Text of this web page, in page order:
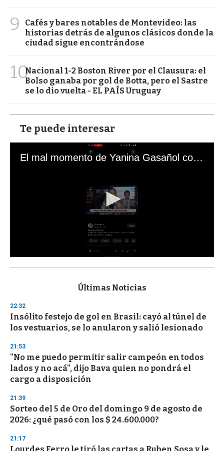
9
Cafés y bares notables de Montevideo: las
historias detrás de algunos clásicos donde la
ciudad sigue encontrándose
10Nacional 1-2 Boston River por el Clausura: el
Bolso ganaba por gol de Botta, pero el Sastre
se lo dio vuelta - EL PAÍS Uruguay
Te puede interesar
El mal momento de Yanina Gasañol con un hincha argentino en "Subrayado"
s
d
s
o
f
3
s
e
c
o
d
s
Últimas Noticias
22:32
Insólito festejo de gol en Brasil: cayó al túnel de
los vestuarios, se lo anularon y salió lesionado
21:53
"No me puedo permitir salir campeón en todos
lados y no acá", dijo Bava quien no pondrá el
cargo a disposición
21:39
Sorteo del 5 de Oro del domingo 9 de agosto de
2026: ¿qué pasó con los $ 24.600.000?
21:17